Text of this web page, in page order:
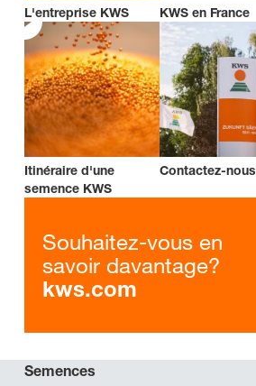
L'entreprise KWS KWS en France
Itinéraire d'une
semence KWS
Contactez-nous
Souhaitez-vous en
savoir davantage?
kws.com
Semences